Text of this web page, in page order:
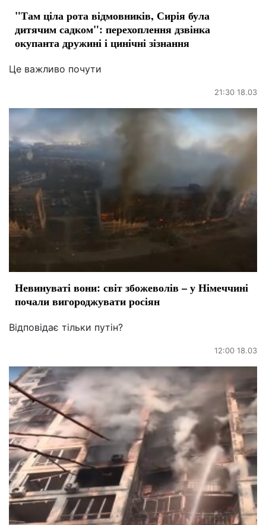
"Там ціла рота відмовників, Сирія була
дитячим садком": перехоплення дзвінка
окупанта дружині і цинічні зізнання
Це важливо почути
21:30 18.03
Невинуваті вони: світ збожеволів – у Німеччині
почали вигороджувати росіян
Відповідає тільки путін?
12:00 18.03